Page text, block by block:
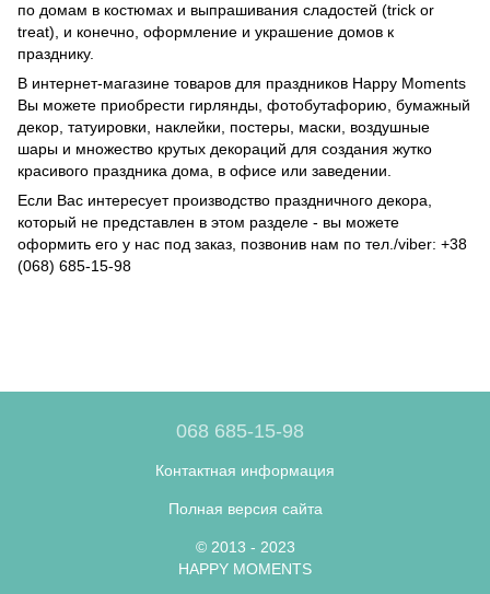
по домам в костюмах и выпрашивания сладостей (trick or
treat), и конечно, оформление и украшение домов к
празднику.
В интернет-магазине товаров для праздников Happy Moments
Вы можете приобрести гирлянды, фотобутафорию, бумажный
декор, татуировки, наклейки, постеры, маски, воздушные
шары и множество крутых декораций для создания жутко
красивого праздника дома, в офисе или заведении.
Если Вас интересует производство праздничного декора,
который не представлен в этом разделе - вы можете
оформить его у нас под заказ, позвонив нам по тел./viber: +38
(068) 685-15-98
068 685-15-98
Контактная информация
Полная версия сайта
© 2013 - 2023
HAPPY MOMENTS